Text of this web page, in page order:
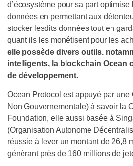
d’écosystème pour sa part optimise
données en permettant aux
stocker lesdits données tout en
quant ils les monétisent pour les
elle possède divers outils,
intelligents, la blockchain Ocean
de développement.
Ocean Protocol est appuyé par une
Non Gouvernementale) à savoir la
Foundation, elle aussi basée à
(Organisation Autonome
réussie à lever un montant de 26,8
générant près de 160 millions de